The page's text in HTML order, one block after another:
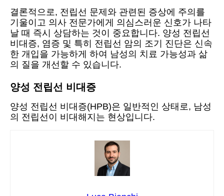
결론적으로, 전립선 문제와 관련된 증상에 주의를
기울이고 의사 전문가에게 의심스러운 신호가 나타
날 때 즉시 상담하는 것이 중요합니다. 양성 전립선
비대증, 염증 및 특히 전립선 암의 조기 진단은 신속
한 개입을 가능하게 하여 남성의 치료 가능성과 삶
의 질을 개선할 수 있습니다.
양성 전립선 비대증
양성 전립선 비대증(HPB)은 일반적인 상태로, 남성
의 전립선이 비대해지는 현상입니다.